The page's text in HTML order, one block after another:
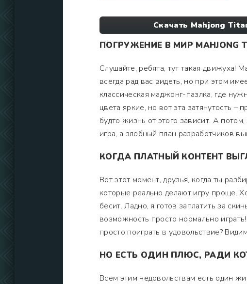
Скачать Mahjong
ПОГРУЖЕНИЕ В МИР
Слушайте, ребята, тут такая движуха!
всегда рад вас видеть, но при этом
классическая маджонг-пазлка, где
цвета яркие, но вот эта затянутость
будто жизнь от этого зависит. А
игра, а злобный план разработчиков
КОГДА ПЛАТНЫЙ КОНТЕНТ
Вот этот момент, друзья, когда ты
которые реально делают игру проще.
бесит. Ладно, я готов заплатить за
возможность просто нормально
просто поиграть в удовольствие?
НО ЕСТЬ ОДИН ПЛЮС, РАДИ
Всем этим недовольствам есть один